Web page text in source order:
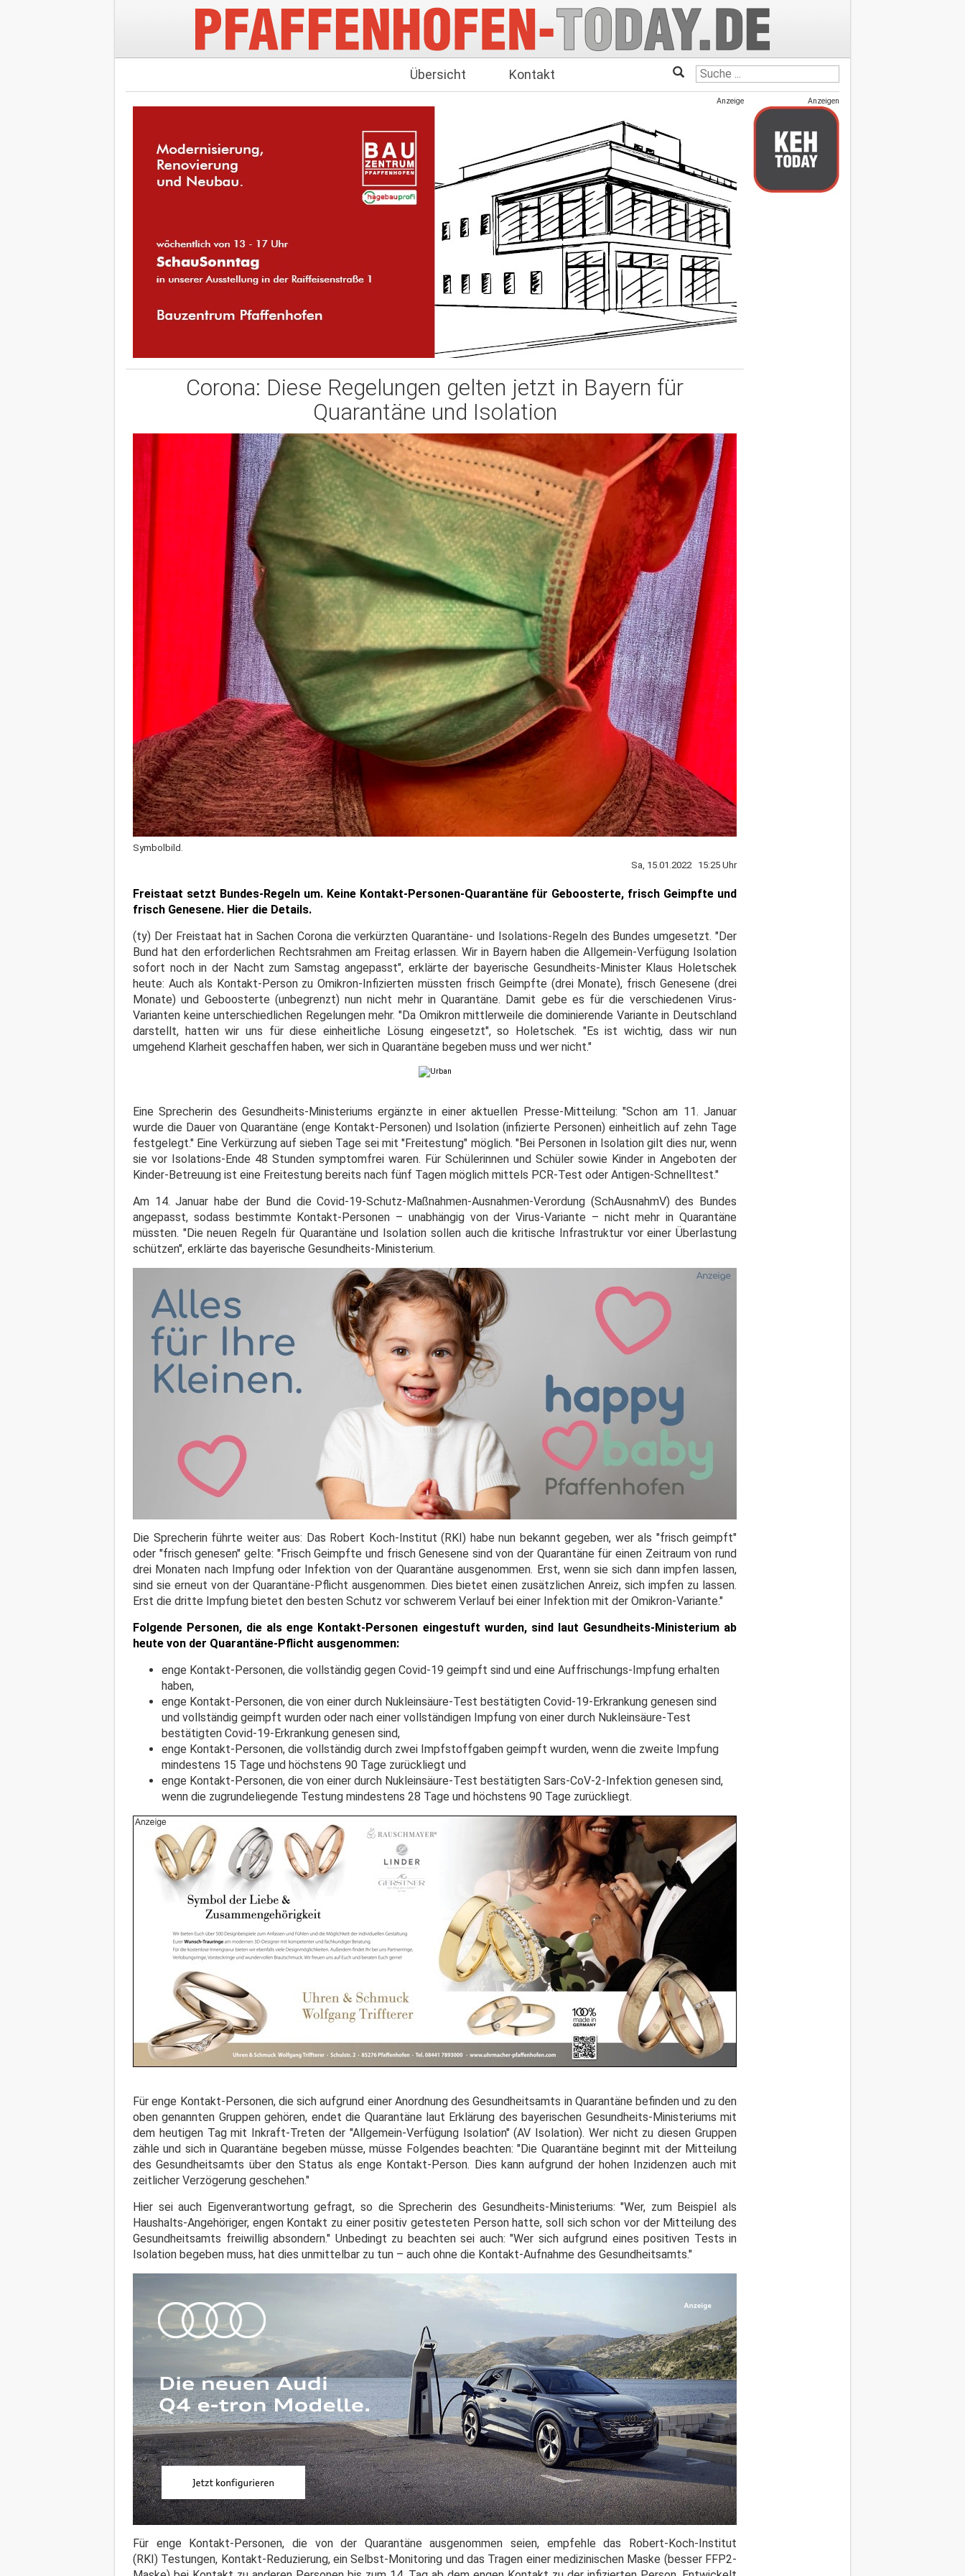
Übersicht Kontakt
Anzeige
Corona: Diese Regelungen gelten jetzt in Bayern für
Quarantäne und Isolation
Symbolbild.
Sa, 15.01.2022 15:25 Uhr
Freistaat setzt Bundes-Regeln um. Keine Kontakt-Personen-Quarantäne für Geboosterte, frisch Geimpfte und
frisch Genesene. Hier die Details.
(ty) Der Freistaat hat in Sachen Corona die verkürzten Quarantäne- und Isolations-Regeln des Bundes umgesetzt. "Der
Bund hat den erforderlichen Rechtsrahmen am Freitag erlassen. Wir in Bayern haben die Allgemein-Verfügung Isolation
sofort noch in der Nacht zum Samstag angepasst", erklärte der bayerische Gesundheits-Minister Klaus Holetschek
heute: Auch als Kontakt-Person zu Omikron-Infizierten müssten frisch Geimpfte (drei Monate), frisch Genesene (drei
Monate) und Geboosterte (unbegrenzt) nun nicht mehr in Quarantäne. Damit gebe es für die verschiedenen Virus-
Varianten keine unterschiedlichen Regelungen mehr. "Da Omikron mittlerweile die dominierende Variante in Deutschland
darstellt, hatten wir uns für diese einheitliche Lösung eingesetzt", so Holetschek. "Es ist wichtig, dass wir nun
umgehend Klarheit geschaffen haben, wer sich in Quarantäne begeben muss und wer nicht."
Eine Sprecherin des Gesundheits-Ministeriums ergänzte in einer aktuellen Presse-Mitteilung: "Schon am 11. Januar
wurde die Dauer von Quarantäne (enge Kontakt-Personen) und Isolation (infizierte Personen) einheitlich auf zehn Tage
festgelegt." Eine Verkürzung auf sieben Tage sei mit "Freitestung" möglich. "Bei Personen in Isolation gilt dies nur, wenn
sie vor Isolations-Ende 48 Stunden symptomfrei waren. Für Schülerinnen und Schüler sowie Kinder in Angeboten der
Kinder-Betreuung ist eine Freitestung bereits nach fünf Tagen möglich mittels PCR-Test oder Antigen-Schnelltest."
Am 14. Januar habe der Bund die Covid-19-Schutz-Maßnahmen-Ausnahmen-Verordung (SchAusnahmV) des Bundes
angepasst, sodass bestimmte Kontakt-Personen – unabhängig von der Virus-Variante – nicht mehr in Quarantäne
müssten. "Die neuen Regeln für Quarantäne und Isolation sollen auch die kritische Infrastruktur vor einer Überlastung
schützen", erklärte das bayerische Gesundheits-Ministerium.
Die Sprecherin führte weiter aus: Das Robert Koch-Institut (RKI) habe nun bekannt gegeben, wer als "frisch geimpft"
oder "frisch genesen" gelte: "Frisch Geimpfte und frisch Genesene sind von der Quarantäne für einen Zeitraum von rund
drei Monaten nach Impfung oder Infektion von der Quarantäne ausgenommen. Erst, wenn sie sich dann impfen lassen,
sind sie erneut von der Quarantäne-Pflicht ausgenommen. Dies bietet einen zusätzlichen Anreiz, sich impfen zu lassen.
Erst die dritte Impfung bietet den besten Schutz vor schwerem Verlauf bei einer Infektion mit der Omikron-Variante."
Folgende Personen, die als enge Kontakt-Personen eingestuft wurden, sind laut Gesundheits-Ministerium ab
heute von der Quarantäne-Pflicht ausgenommen:
enge Kontakt-Personen, die vollständig gegen Covid-19 geimpft sind und eine Auffrischungs-Impfung erhalten
haben,
enge Kontakt-Personen, die von einer durch Nukleinsäure-Test bestätigten Covid-19-Erkrankung genesen sind
und vollständig geimpft wurden oder nach einer vollständigen Impfung von einer durch Nukleinsäure-Test
bestätigten Covid-19-Erkrankung genesen sind,
enge Kontakt-Personen, die vollständig durch zwei Impfstoffgaben geimpft wurden, wenn die zweite Impfung
mindestens 15 Tage und höchstens 90 Tage zurückliegt und
enge Kontakt-Personen, die von einer durch Nukleinsäure-Test bestätigten Sars-CoV-2-Infektion genesen sind,
wenn die zugrundeliegende Testung mindestens 28 Tage und höchstens 90 Tage zurückliegt.
Für enge Kontakt-Personen, die sich aufgrund einer Anordnung des Gesundheitsamts in Quarantäne befinden und zu den
oben genannten Gruppen gehören, endet die Quarantäne laut Erklärung des bayerischen Gesundheits-Ministeriums mit
dem heutigen Tag mit Inkraft-Treten der "Allgemein-Verfügung Isolation" (AV Isolation). Wer nicht zu diesen Gruppen
zähle und sich in Quarantäne begeben müsse, müsse Folgendes beachten: "Die Quarantäne beginnt mit der Mitteilung
des Gesundheitsamts über den Status als enge Kontakt-Person. Dies kann aufgrund der hohen Inzidenzen auch mit
zeitlicher Verzögerung geschehen."
Hier sei auch Eigenverantwortung gefragt, so die Sprecherin des Gesundheits-Ministeriums: "Wer, zum Beispiel als
Haushalts-Angehöriger, engen Kontakt zu einer positiv getesteten Person hatte, soll sich schon vor der Mitteilung des
Gesundheitsamts freiwillig absondern." Unbedingt zu beachten sei auch: "Wer sich aufgrund eines positiven Tests in
Isolation begeben muss, hat dies unmittelbar zu tun – auch ohne die Kontakt-Aufnahme des Gesundheitsamts."
Für enge Kontakt-Personen, die von der Quarantäne ausgenommen seien, empfehle das Robert-Koch-Institut
(RKI) Testungen, Kontakt-Reduzierung, ein Selbst-Monitoring und das Tragen einer medizinischen Maske (besser FFP2-
Anzeigen